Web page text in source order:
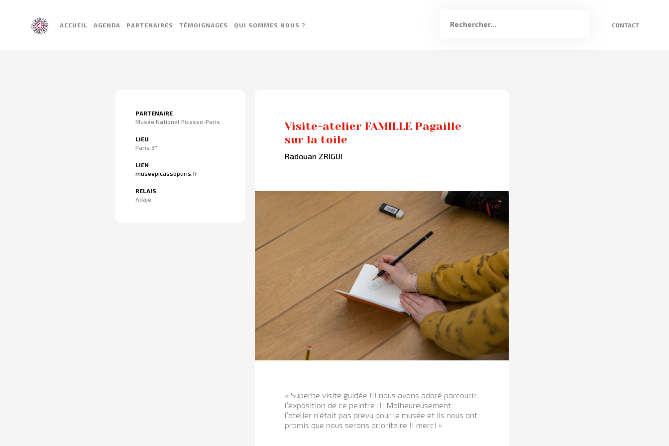
ACCUEIL AGENDA PARTENAIRES TÉMOIGNAGES QUI SOMMES NOUS ? CONTACT
PARTENAIRE
Musée National Picasso-Paris
LIEU
Paris 3°
LIEN
museepicassoparis.fr
RELAIS
Adaje
Visite-atelier FAMILLE Pagaille
sur la toile
Radouan ZRIGUI
« Superbe visite guidée !!! nous avons adoré parcourir
l’exposition de ce peintre !!! Malheureusement
l’atelier n’était pas prevu pour le musée et ils nous ont
promis que nous serons prioritaire !! merci «